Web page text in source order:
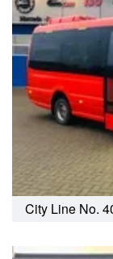
City Line No.